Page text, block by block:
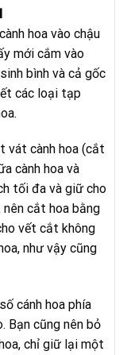
hoa vào chậu
mới cắm vào
bình và cả gốc
các loại tạp
vát cành hoa (cắt
cành hoa và
tối đa và giữ cho
nên cắt hoa bằng
vết cắt không
như vậy cũng
cánh hoa phía
Bạn cũng nên bỏ
chỉ giữ lại một